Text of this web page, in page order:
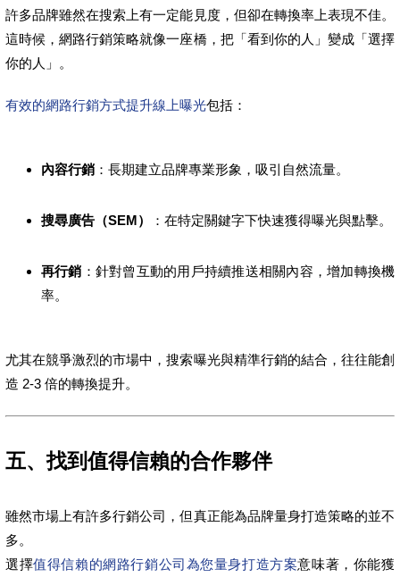
許多品牌雖然在搜索上有一定能見度，但卻在轉換率上表現不佳。
這時候，網路行銷策略就像一座橋，把「看到你的人」變成「選擇
你的人」。
有效的網路行銷方式提升線上曝光包括：
內容行銷 ：長期建立品牌專業形象，吸引自然流量。
搜尋廣告（SEM） ：在特定關鍵字下快速獲得曝光與點擊。
再行銷 ：針對曾互動的用戶持續推送相關內容，增加轉換機
率。
尤其在競爭激烈的市場中，搜索曝光與精準行銷的結合，往往能創
造 2-3 倍的轉換提升。
五、找到值得信賴的合作夥伴
雖然市場上有許多行銷公司，但真正能為品牌量身打造策略的並不
多。
選擇值得信賴的網路行銷公司為您量身打造方案意味著，你能獲